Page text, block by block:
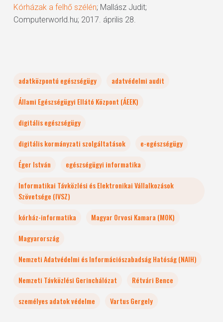
Kórházak a felhő szélén; Mallász Judit;
Computerworld.hu; 2017. április 28.
adatközpontú egészségügy
adatvédelmi audit
Állami Egészségügyi Ellátó Központ (ÁEEK)
digitális egészségügy
digitális kormányzati szolgáltatások
e-egészségügy
Éger István
egészségügyi informatika
Informatikai Távközlési és Elektronikai Vállalkozások
Szövetsége (IVSZ)
kórház-informatika
Magyar Orvosi Kamara (MOK)
Magyarország
Nemzeti Adatvédelmi és Információszabadság Hatóság (NAIH)
Nemzeti Távközlési Gerinchálózat
Rétvári Bence
személyes adatok védelme
Vartus Gergely